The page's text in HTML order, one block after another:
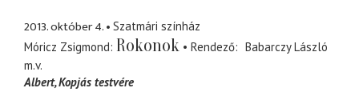
2013. október 4.
Szatmári színház
Móricz Zsigmond Rokonok Rendező
Babarczy László
m.v.
Albert Kopjás testvére